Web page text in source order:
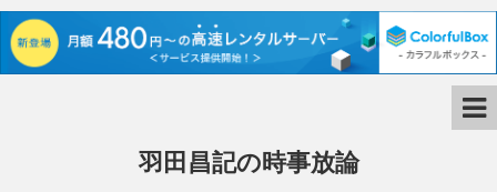
羽田昌記の時事放論